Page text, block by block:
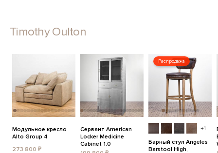
Timothy Oulton
Модульное кресло
Alto Group 4
273 800 ₽
Сервант American
Locker Medicine
Cabinet 1.0
Распродажа
+1
Барный стул Angeles
Barstool High,